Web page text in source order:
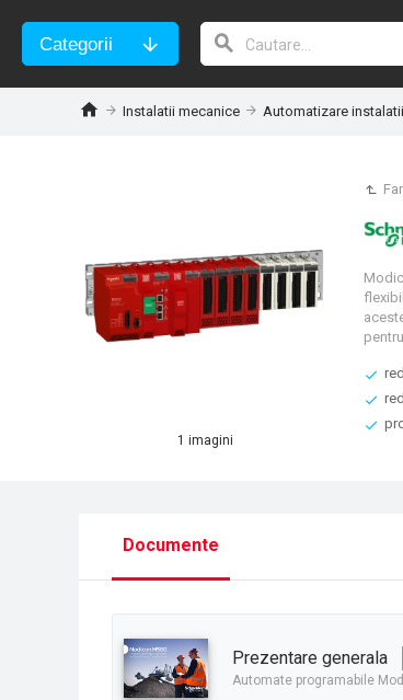
Categorii
Instalatii mecanice Automatizare
1 imagini
Documente
prezentare generala
Automate programabile